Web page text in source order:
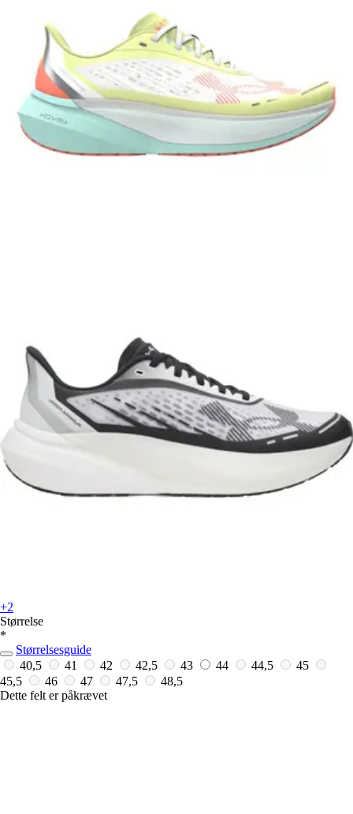
+2
Størrelse
*
Størrelsesguide
40,5
41 42 42,5 43 44 44,5
45
45,5
46 47 47,5
48,5
Dette felt er påkrævet